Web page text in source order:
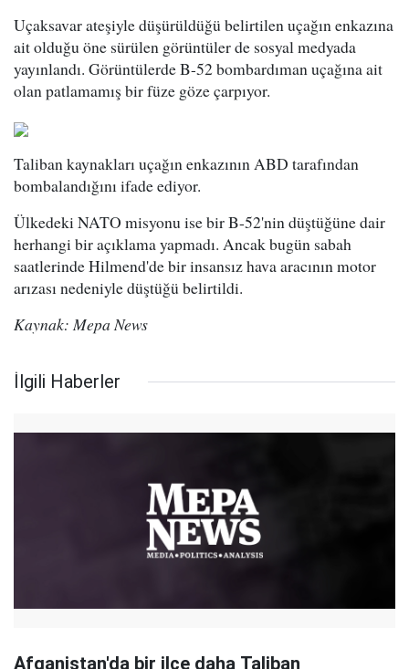
Uçaksavar ateşiyle düşürüldüğü belirtilen uçağın enkazına
ait olduğu öne sürülen görüntüler de sosyal medyada
yayınlandı. Görüntülerde B-52 bombardıman uçağına ait
olan patlamamış bir füze göze çarpıyor.
Taliban kaynakları uçağın enkazının ABD tarafından
bombalandığını ifade ediyor.
Ülkedeki NATO misyonu ise bir B-52'nin düştüğüne dair
herhangi bir açıklama yapmadı. Ancak bugün sabah
saatlerinde Hilmend'de bir insansız hava aracının motor
arızası nedeniyle düştüğü belirtildi.
Kaynak: Mepa News
İlgili Haberler
Afganistan'da bir ilçe daha Taliban